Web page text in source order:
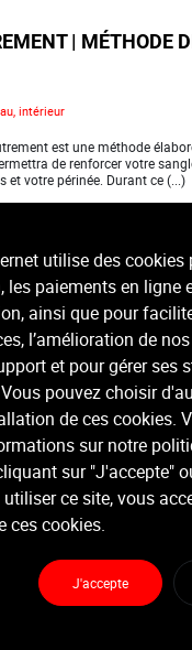
| MÉTHODE
intérieur
est une méthode
de renforcer votre
et votre périnée. Durant ce (...)
2 - 4900 Spa
utilise des cookies
les paiements en ligne
ainsi que pour
l’amélioration de
et pour gérer ses
pouvez choisir
de ces cookies.
sur notre
sur "J'accepte"
ce site, vous
ces cookies.
J'accepte